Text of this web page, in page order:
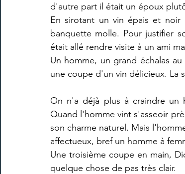
d'autre part il était un époux
En sirotant un vin épais et noir
banquette molle. Pour justifier
était allé rendre visite à un ami
Un homme, un grand échalas
une coupe d'un vin délicieux. La
On n'a déjà plus à craindre un
Quand l'homme vint s'asseoir
son charme naturel. Mais
affectueux, bref un homme à
Une troisième coupe en main,
quelque chose de pas très clair.